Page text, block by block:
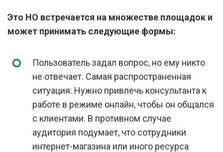
Это НО встречается на множестве площадок и
может принимать следующие формы:
Пользователь задал вопрос, но ему никто
не отвечает. Самая распространенная
ситуация. Нужно привлечь консультанта к
работе в режиме онлайн, чтобы он общался
с клиентами. В противном случае
аудитория подумает, что сотрудники
интернет-магазина или иного ресурса